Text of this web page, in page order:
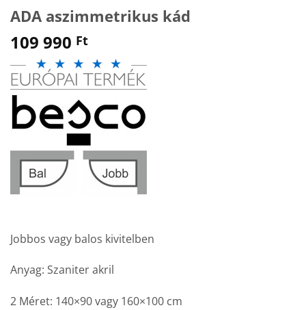
ADA aszimmetrikus kád
109 990 Ft
Jobbos vagy balos kivitelben
Anyag: Szaniter akril
2 Méret: 140×90 vagy 160×100 cm